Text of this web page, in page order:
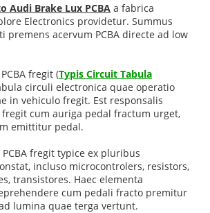
Audi Brake Lux PCBA a fabrica
Electronics providetur. Summus
premens acervum PCBA directe ad low
fregit (Typis Circuit Tabula
circuli electronica quae operatio
in vehiculo fregit. Est responsalis
cum auriga pedal fractum urget,
emittitur pedal.
fregit typice ex pluribus
incluso microcontrolers, resistors,
transistores. Haec elementa
cum pedali fracto premitur
lumina quae terga vertunt.